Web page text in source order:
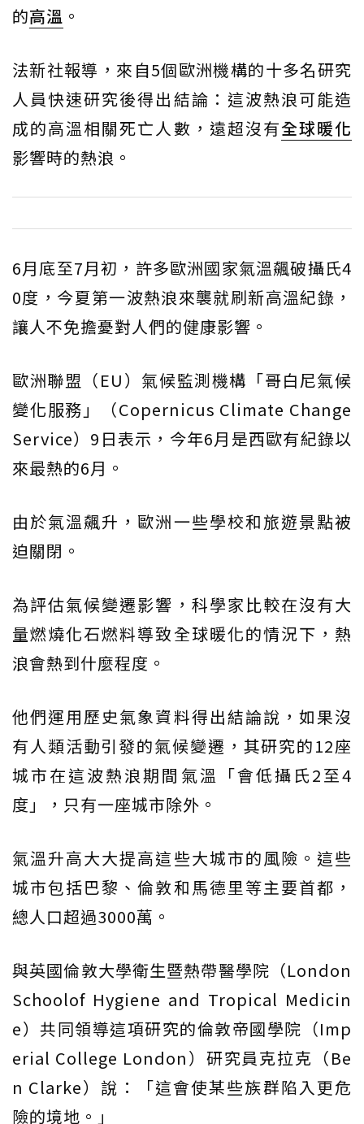
的高溫 。
法新社報導，來自5個歐洲機構的十多名研究
人員快速研究後得出結論：這波熱浪可能造
成的高溫相關死亡人數，遠超沒有全球暖化
影響時的熱浪。
6月底至7月初，許多歐洲國家氣溫飆破攝氏4
0度，今夏第一波熱浪來襲就刷新高溫紀錄，
讓人不免擔憂對人們的健康影響。
歐洲聯盟（EU）氣候監測機構「哥白尼氣候
變化服務」（Copernicus Climate Change
Service）9日表示，今年6月是西歐有紀錄以
來最熱的6月。
由於氣溫飆升，歐洲一些學校和旅遊景點被
迫關閉。
為評估氣候變遷影響，科學家比較在沒有大
量燃燒化石燃料導致全球暖化的情況下，熱
浪會熱到什麼程度。
他們運用歷史氣象資料得出結論說，如果沒
有人類活動引發的氣候變遷，其研究的12座
城市在這波熱浪期間氣溫「會低攝氏2至4
度」，只有一座城市除外。
氣溫升高大大提高這些大城市的風險。這些
城市包括巴黎、倫敦和馬德里等主要首都，
總人口超過3000萬。
與英國倫敦大學衛生暨熱帶醫學院（London
Schoolof Hygiene and Tropical Medicin
e）共同領導這項研究的倫敦帝國學院（Imp
erial College London）研究員克拉克（Be
n Clarke）說：「這會使某些族群陷入更危
險的境地。」